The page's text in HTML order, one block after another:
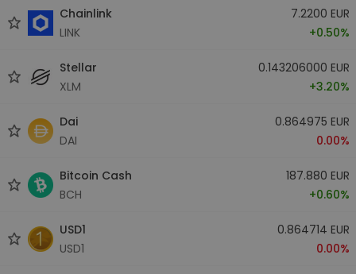
Chainlink
LINK
7.2200 EUR
+0.50%
Stellar
XLM
0.143206000 EUR
+3.20%
Dai
DAI
0.864975 EUR
0.00%
Bitcoin Cash
BCH
187.880 EUR
+0.60%
USD1
USD1
0.864714 EUR
0.00%